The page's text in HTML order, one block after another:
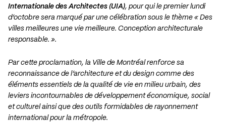
Internationale des Architectes (UIA), pour qui le premier lundi
d’octobre sera marqué par une célébration sous le thème « Des
villes meilleures une vie meilleure. Conception architecturale
responsable. ».
Par cette proclamation, la Ville de Montréal renforce sa
reconnaissance de l’architecture et du design comme des
éléments essentiels de la qualité de vie en milieu urbain, des
leviers incontournables de développement économique, social
et culturel ainsi que des outils formidables de rayonnement
international pour la métropole.